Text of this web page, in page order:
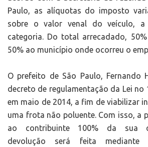
Paulo, as alíquotas do imposto
sobre o valor venal do veículo, a
categoria. Do total arrecadado,
50% ao município onde ocorreu o
O prefeito de São Paulo, Fernando
decreto de regulamentação da Lei no
em maio de 2014, a fim de viabilizar
uma frota não poluente. Com isso, a
ao contribuinte 100% da sua
devolução será feita mediante